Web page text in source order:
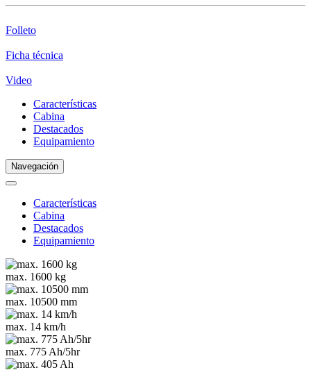
Folleto
Ficha técnica
Video
Características
Cabina
Destacados
Equipamiento
Navegación
Características
Cabina
Destacados
Equipamiento
max. 1600 kg
max. 10500 mm
max. 14 km/h
max. 775 Ah/5hr